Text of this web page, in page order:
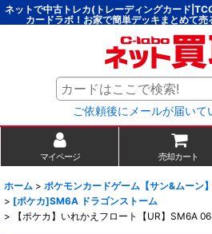
ネットで中古トレカ(トレーディングカード
カードラボ！お家で簡単デッキまとめて売
ご依頼後にメールが届いて
マイページ 売却カート
ホーム > ポケモンカードゲーム【サン&ムーン
> [ポケカ]SM6A ドラゴンストーム
>
【ポケカ】いれかえフロート【UR】SM6A